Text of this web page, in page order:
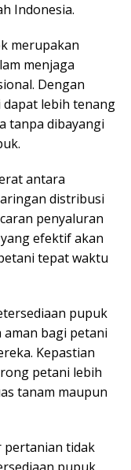
Indonesia.
merupakan
menjaga
Dengan
dapat lebih tenang
tanpa dibayangi
antara
distribusi
penyaluran
efektif akan
tepat waktu
pupuk
bagi petani
Kepastian
petani lebih
tanam maupun
pertanian tidak